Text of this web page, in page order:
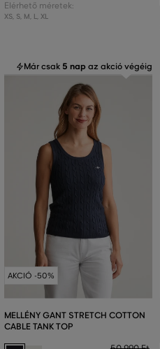
Elérhető méretek:
XS, S, M, L, XL
Már csak 5 nap az akció végéig
AKCIÓ -50%
MELLÉNY GANT STRETCH COTTON
CABLE TANK TOP